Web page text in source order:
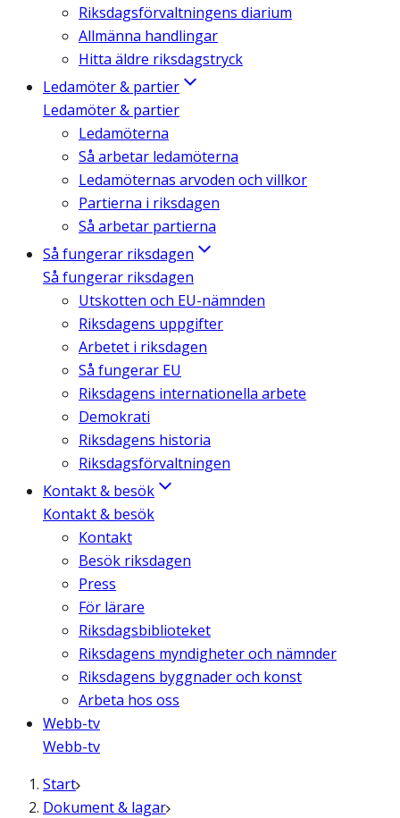
Riksdagsförvaltningens diarium
Allmänna handlingar
Hitta äldre riksdagstryck
Ledamöter & partier
Ledamöter & partier
Ledamöterna
Så arbetar ledamöterna
Ledamöternas arvoden och villkor
Partierna i riksdagen
Så arbetar partierna
Så fungerar riksdagen
Så fungerar riksdagen
Utskotten och EU-nämnden
Riksdagens uppgifter
Arbetet i riksdagen
Så fungerar EU
Riksdagens internationella arbete
Demokrati
Riksdagens historia
Riksdagsförvaltningen
Kontakt & besök
Kontakt & besök
Kontakt
Besök riksdagen
Press
För lärare
Riksdagsbiblioteket
Riksdagens myndigheter och nämnder
Riksdagens byggnader och konst
Arbeta hos oss
Webb-tv
Webb-tv
Start
Dokument & lagar